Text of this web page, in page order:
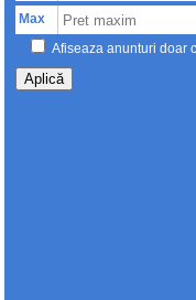
Max
Afiseaza anunturi doar
Aplică